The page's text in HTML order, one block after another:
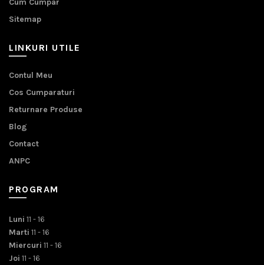
Sitemap
LINKURI UTILE
Contul Meu
Cos Cumparaturi
Returnare Produse
Blog
Contact
ANPC
PROGRAM
Luni 11 - 16
Marti 11 - 16
Miercuri 11 - 16
Joi 11 - 16